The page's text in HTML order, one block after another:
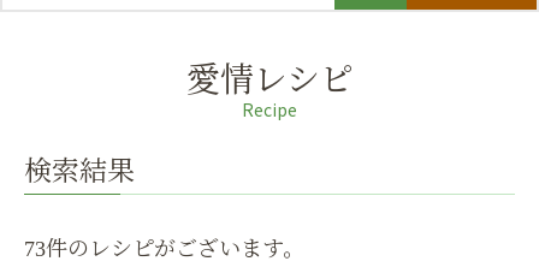
愛情レシピ
Recipe
検索結果
73件のレシピがございます。